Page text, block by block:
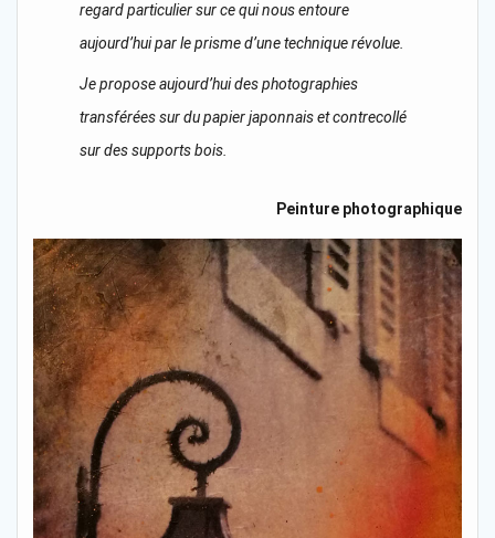
regard particulier sur ce qui nous entoure
aujourd’hui par le prisme d’une technique révolue.
Je propose aujourd’hui des photographies
transférées sur du papier japonnais et contrecollé
sur des supports bois.
Peinture photographique